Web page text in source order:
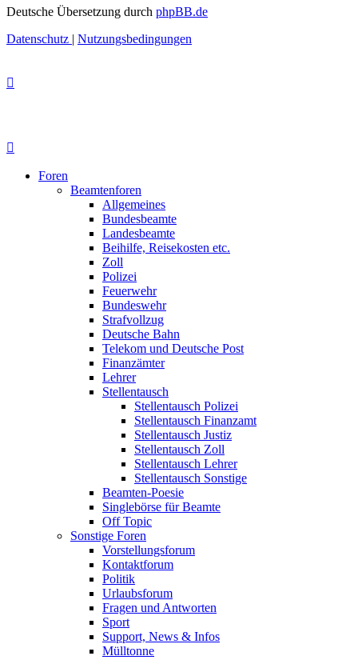
Deutsche Übersetzung durch phpBB.de
Datenschutz | Nutzungsbedingungen
Foren
Beamtenforen
Allgemeines
Bundesbeamte
Landesbeamte
Beihilfe, Reisekosten etc.
Zoll
Polizei
Feuerwehr
Bundeswehr
Strafvollzug
Deutsche Bahn
Telekom und Deutsche Post
Finanzämter
Lehrer
Stellentausch
Stellentausch Polizei
Stellentausch Finanzamt
Stellentausch Justiz
Stellentausch Zoll
Stellentausch Lehrer
Stellentausch Sonstige
Beamten-Poesie
Singlebörse für Beamte
Off Topic
Sonstige Foren
Vorstellungsforum
Kontaktforum
Politik
Urlaubsforum
Fragen und Antworten
Sport
Support, News & Infos
Mülltonne